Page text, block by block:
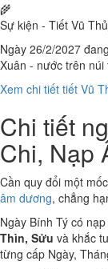
🌾
Sự kiện - Tiết Vũ
Ngày 26/2/2027
Xuân - nước trên
Xem chi tiết tiết Vũ
Chi tiết
Chi, Nạp
Cần quy đổi một
âm dương, chẳng
Ngày Bính Tý có
Thìn, Sửu và khắc
từng cấp Ngày,